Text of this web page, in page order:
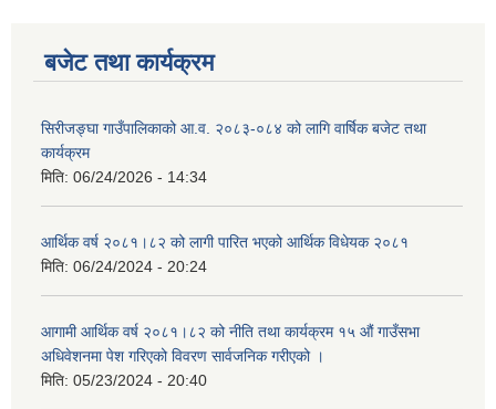
बजेट तथा कार्यक्रम
सिरीजङ्घा गाउँपालिकाको आ.व. २०८३-०८४ को लागि वार्षिक बजेट तथा
कार्यक्रम
मिति: 06/24/2026 - 14:34
आर्थिक वर्ष २०८१।८२ को लागी पारित भएको आर्थिक विधेयक २०८१
मिति: 06/24/2024 - 20:24
आगामी आर्थिक वर्ष २०८१।८२ को नीति तथा कार्यक्रम १५ औं गाउँसभा
अधिवेशनमा पेश गरिएको विवरण सार्वजनिक गरीएको ।
मिति: 05/23/2024 - 20:40